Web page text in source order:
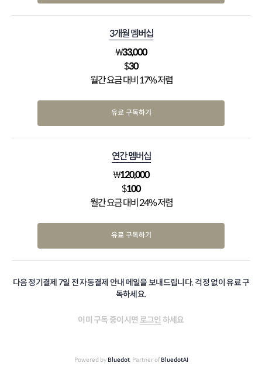
3개월 멤버십
₩33,000
$30
월간 요금 대비 17% 저렴
유료 구독하기
연간 멤버십
₩120,000
$100
월간 요금 대비 24% 저렴
유료 구독하기
다음 정기결제 7일 전 자동결제 안내 메일을 보내드립니다. 걱정 없이 유료 구
독하세요.
이미 구독 중이시면 로그인 하세요
Powered by Bluedot, Partner of BluedotAI